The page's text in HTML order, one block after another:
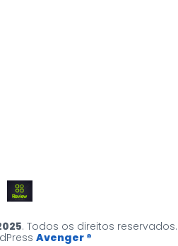
. Todos os direitos reservados.
Avenger ®